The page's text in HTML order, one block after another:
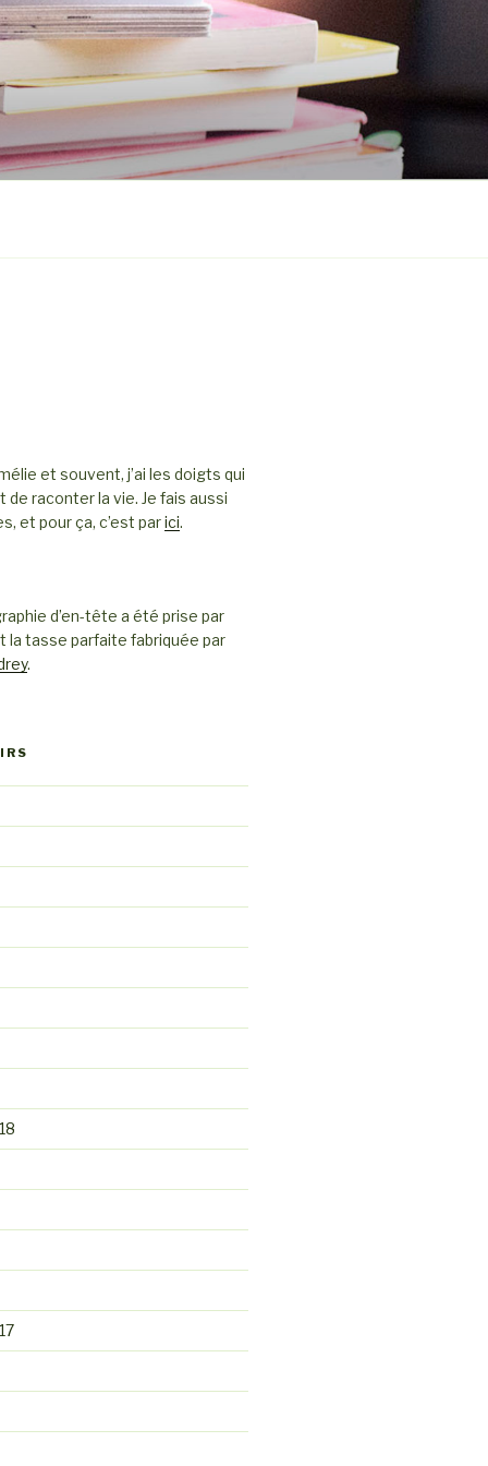
et souvent, j’ai les doigts qui
de raconter la vie. Je fais aussi
et pour ça, c’est parici.
d’en-tête a été prise par
la tasse parfaite fabriquée par
.